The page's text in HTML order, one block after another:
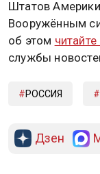
Штатов
Вооружённым
об этом
службы
РОССИЯ
Дзен